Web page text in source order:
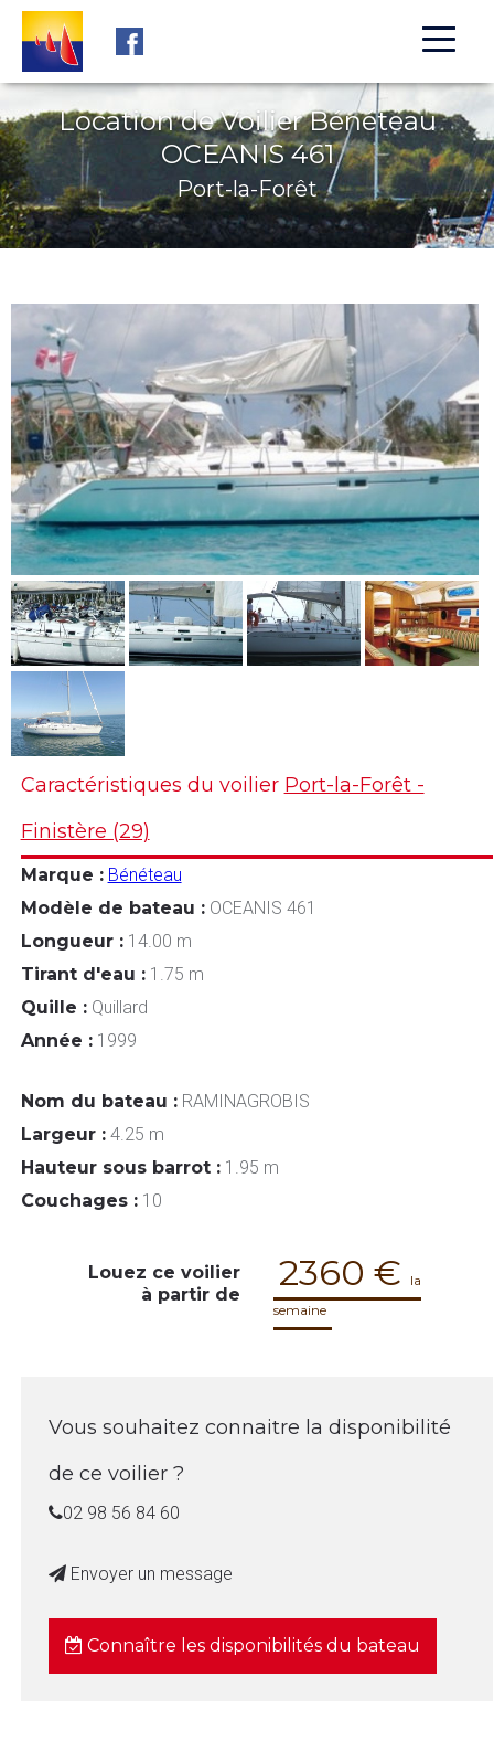
Aller au contenu principal
Location de Voilier Bénéteau
OCEANIS 461
Port-la-Forêt
Caractéristiques du voilier Port-la-Forêt -
Finistère (29)
Marque : Bénéteau
Modèle de bateau :OCEANIS 461
Longueur :14.00 m
Tirant d'eau :1.75 m
Quille :Quillard
Année :1999
Nom du bateau :RAMINAGROBIS
Largeur :4.25 m
Hauteur sous barrot :1.95 m
Couchages :10
Louez ce voilier
à partir de
2360 €
la
semaine
Vous souhaitez connaitre la disponibilité
de ce voilier ?
02 98 56 84 60
Envoyer un message
Connaître les disponibilités du bateau